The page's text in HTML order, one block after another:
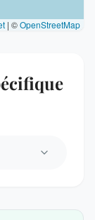
| ©OpenStreetMap